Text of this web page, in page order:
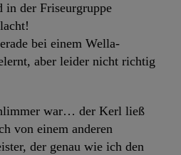
in der Friseurgruppe
bei einem Wella-
aber leider nicht richtig
war… der Kerl ließ
von einem anderen
der genau wie ich den